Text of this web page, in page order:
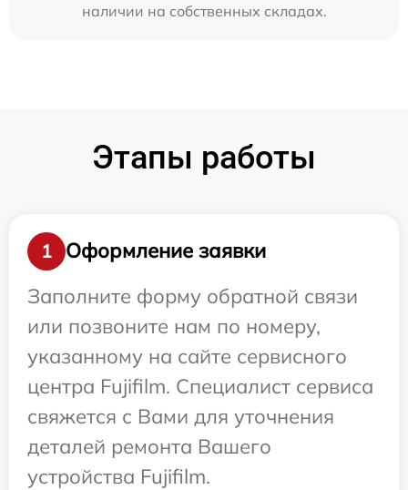
наличии на собственных складах.
Этапы работы
1
Оформление заявки
Заполните форму обратной связи
или позвоните нам по номеру,
указанному на сайте сервисного
центра Fujifilm. Специалист сервиса
свяжется с Вами для уточнения
деталей ремонта Вашего
устройства Fujifilm.